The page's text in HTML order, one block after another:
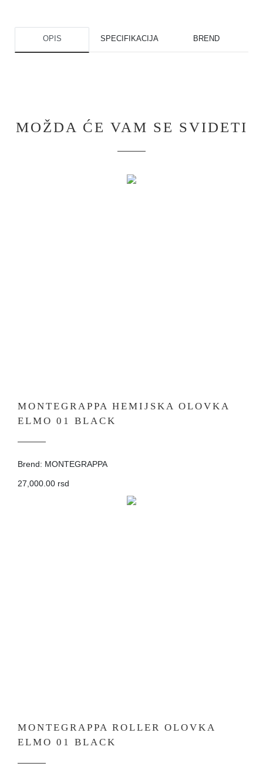
OPIS SPECIFIKACIJA BREND
MOŽDA ĆE VAM SE SVIDETI
MONTEGRAPPA HEMIJSKA OLOVKA
ELMO 01 BLACK
Brend: MONTEGRAPPA
27,000.00 rsd
MONTEGRAPPA ROLLER OLOVKA
ELMO 01 BLACK